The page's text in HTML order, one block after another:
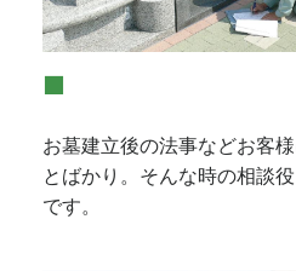
■
お墓建立後の法事などお客
とばかり。そんな時の相談
です。